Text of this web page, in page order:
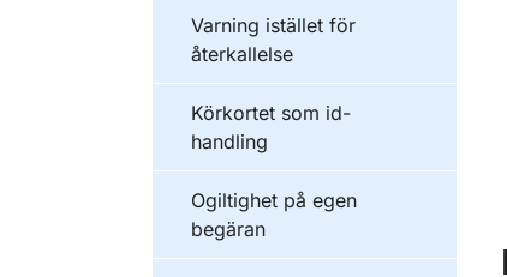
Varning istället för
återkallelse
Körkortet som id-
handling
Ogiltighet på egen
begäran